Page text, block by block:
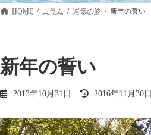
HOME コラム 運気の波 新年の誓い
新年の誓い
2013年10月31日
最
新
日
2016年11月30日